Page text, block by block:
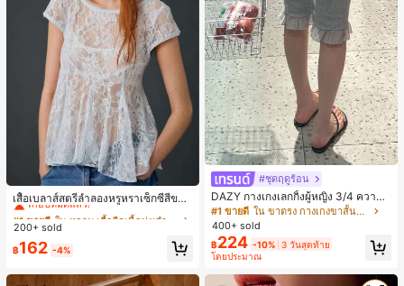
เสื้อเบลาส์สตรีลำลองหรูหราเซ็กซี่สีขาว
จับจีบลูกไม้เปิดหลังสำหรับฤดูร้อน
#1 ขายดี
เกือบหมดแล้ว!
#1 ขายดี
เกือบหมดแล้ว!
#1 ขายดี
เกือบหมดแล้ว!
#1 ขายดี
ใน หลวม เสื้อยืดเนื้อนุ่มสำหรับใส่ทุกวัน
200+ sold
฿162 -4%
#ชุดฤดูร้อน
DAZY กางเกงเลกกิ้งผู้หญิง 3/4 ความย
าวขา ทรงเข้ารูป แต่งลูกไม้แบบปะติด
ลำลอง สำหรับวันหยุดฤดูร้อน
#1 ขายดี
ใน ขาตรง กางเกงขาสั้นผู้หญิง
400+ sold
฿224 -10% 3 วันสุดท้าย
โดยประมาณ